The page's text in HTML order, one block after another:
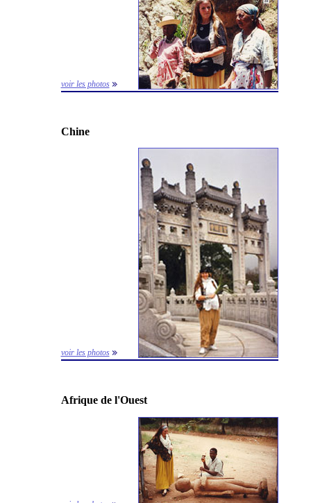
voir les photos
Chine
voir les photos
Afrique de l'Ouest